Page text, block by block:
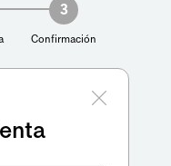
3
Confirmación